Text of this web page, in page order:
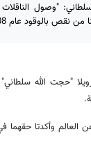
"وصول
عام 2008 ونحن لم ننس ذلك
"حجت الله
العالم وأكدتا حقهما